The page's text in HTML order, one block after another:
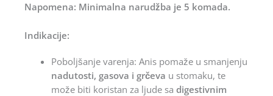
Napomena: Minimalna narudžba je 5 komada.
Indikacije:
Poboljšanje varenja: Anis pomaže u smanjenju
nadutosti, gasova i grčeva u stomaku, te
može biti koristan za ljude sa digestivnim